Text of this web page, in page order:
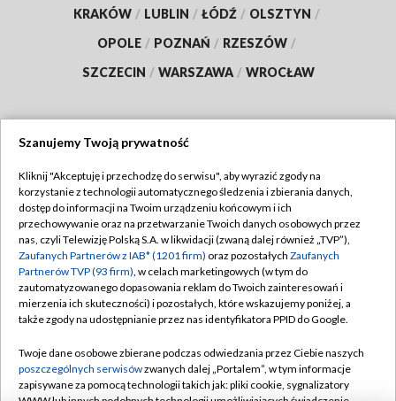
KRAKÓW / LUBLIN / ŁÓDŹ / OLSZTYN /
OPOLE / POZNAŃ / RZESZÓW /
SZCZECIN / WARSZAWA / WROCŁAW
TVP
Abonament TVP
Emisja w TVP
Centrum informacji TVP
Naziemna Telewizja Cyfrowa
Rada Programowa
System NOS
Regulamin TVP
Polityka prywatności
Moje zgody
Pomoc
Kontakt
Szanujemy Twoją prywatność
Kliknij "Akceptuję i przechodzę do serwisu", aby wyrazić zgody na
korzystanie z technologii automatycznego śledzenia i zbierania danych,
dostęp do informacji na Twoim urządzeniu końcowym i ich
przechowywanie oraz na przetwarzanie Twoich danych osobowych przez
nas, czyli Telewizję Polską S.A. w likwidacji (zwaną dalej również „TVP”),
Zaufanych Partnerów z IAB* (1201 firm) oraz pozostałych Zaufanych
Partnerów TVP (93 firm), w celach marketingowych (w tym do
zautomatyzowanego dopasowania reklam do Twoich zainteresowań i
mierzenia ich skuteczności) i pozostałych, które wskazujemy poniżej, a
także zgody na udostępnianie przez nas identyfikatora PPID do Google.
Twoje dane osobowe zbierane podczas odwiedzania przez Ciebie naszych
poszczególnych serwisówzwanych dalej „Portalem”, w tym informacje
zapisywane za pomocą technologii takich jak: pliki cookie, sygnalizatory